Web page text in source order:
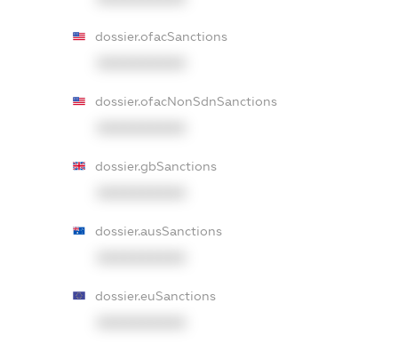
dossier.ofacSanctions
dossier.ofacNonSdnSanctions
dossier.gbSanctions
dossier.ausSanctions
dossier.euSanctions